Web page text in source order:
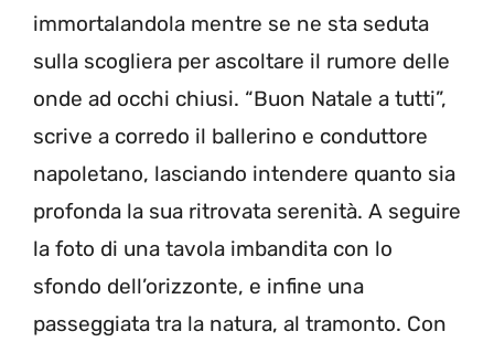
immortalandola mentre se ne sta seduta
sulla scogliera per ascoltare il rumore delle
onde ad occhi chiusi. “Buon Natale a tutti”,
scrive a corredo il ballerino e conduttore
napoletano, lasciando intendere quanto sia
profonda la sua ritrovata serenità. A seguire
la foto di una tavola imbandita con lo
sfondo dell’orizzonte, e infine una
passeggiata tra la natura, al tramonto. Con